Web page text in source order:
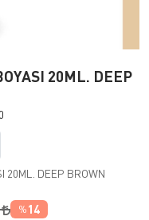
20ML. DEEP
20ML. DEEP BROWN
% 14